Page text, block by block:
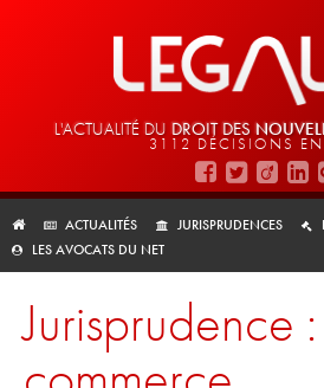
L'ACTUALITÉ DU DROIT DES
3112 DÉCISIONS
ACTUALITÉS JURISPRUDENCES
LES AVOCATS DU NET
Jurisprudence